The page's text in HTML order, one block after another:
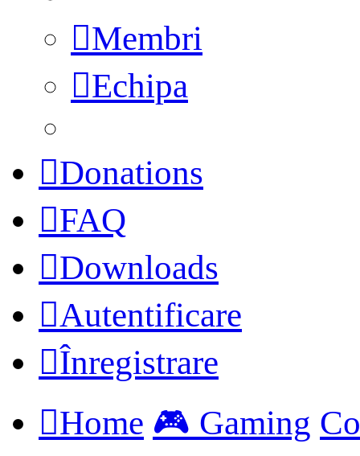
Membri
Echipa
Donations
FAQ
Downloads
Autentificare
Înregistrare
Home 🎮 Gaming